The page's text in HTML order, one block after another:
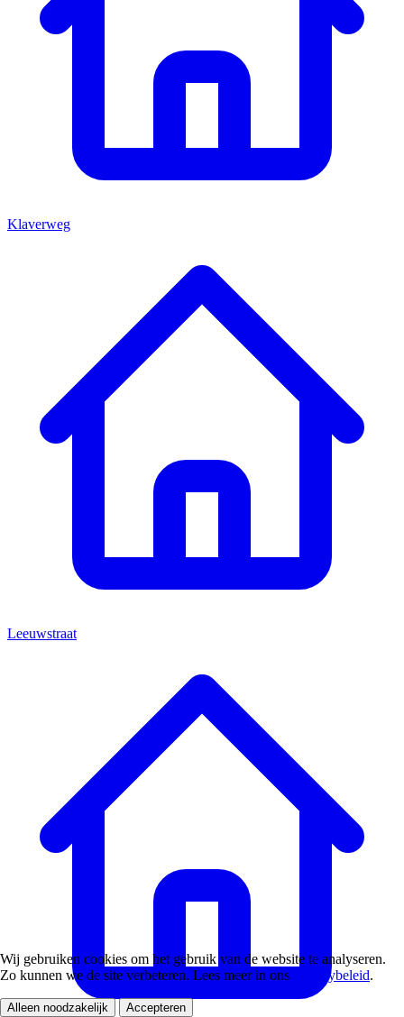
Klaverweg
Leeuwstraat
Wij gebruiken cookies om het gebruik van de website te analyseren.
Zo kunnen we de site verbeteren. Lees meer in ons
privacybeleid.
Alleen noodzakelijk Accepteren